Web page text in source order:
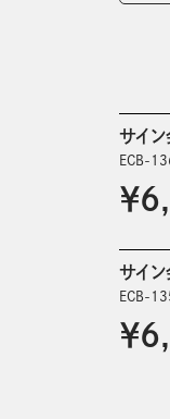
サイ
ECB-
￥
サイ
ECB-
￥